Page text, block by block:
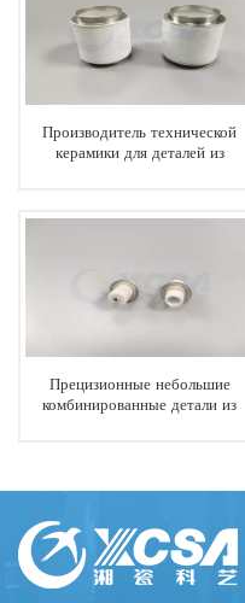
Производитель технической
керамики для деталей из
Прецизионные небольшие
комбинированные детали из